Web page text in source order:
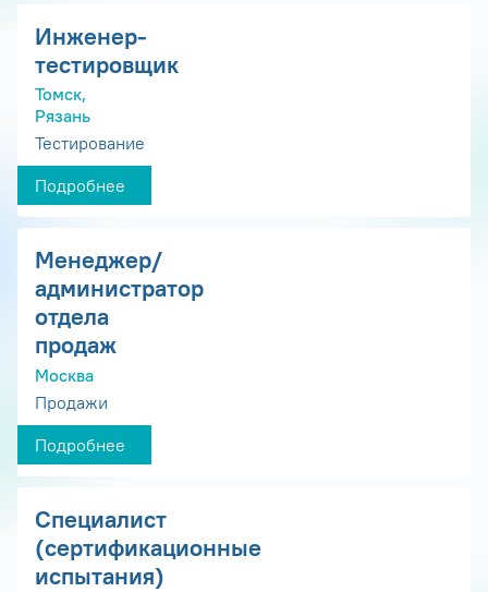
Инженер-
тестировщик
Томск,
Рязань
Тестирование
Подробнее
Менеджер/
администратор
отдела
продаж
Москва
Продажи
Подробнее
Специалист
(сертификационные
испытания)